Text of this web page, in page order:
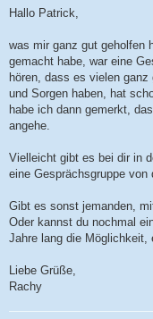
e
i
r
a
g
Hallo Patrick,
was mir ganz gut geholfen
gemacht habe, war eine
hören, dass es vielen
und Sorgen haben, hat
habe ich dann gemerkt,
angehe.
Vielleicht gibt es bei dir in
eine Gesprächsgruppe von
Gibt es sonst jemanden,
Oder kannst du nochmal
Jahre lang die Möglichkeit,
Liebe Grüße,
Rachy